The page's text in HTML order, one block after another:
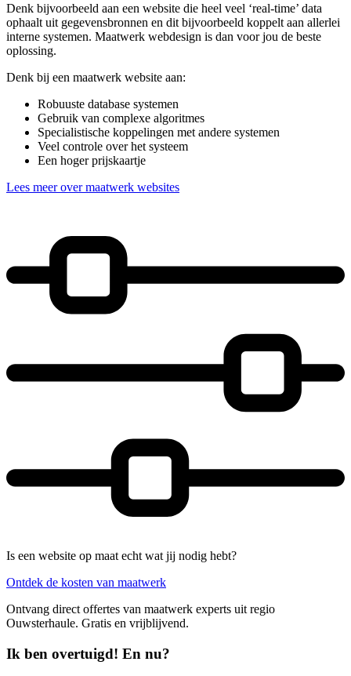
Denk bijvoorbeeld aan een website die heel veel ‘real-time’ data
ophaalt uit gegevensbronnen en dit bijvoorbeeld koppelt aan allerlei
interne systemen. Maatwerk webdesign is dan voor jou de beste
oplossing.
Denk bij een maatwerk website aan:
Robuuste database systemen
Gebruik van complexe algoritmes
Specialistische koppelingen met andere systemen
Veel controle over het systeem
Een hoger prijskaartje
Lees meer over maatwerk websites
Is een website op maat echt wat jij nodig hebt?
Ontdek de kosten van maatwerk
Ontvang direct offertes van maatwerk experts uit regio
Ouwsterhaule. Gratis en vrijblijvend.
Ik ben overtuigd! En nu?